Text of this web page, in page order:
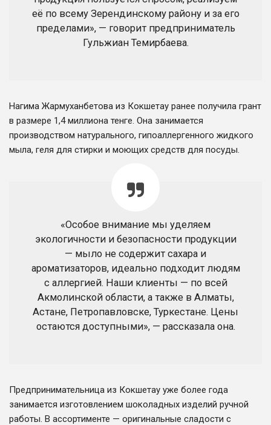
её по всему Зерендинскому району и за его
пределами», — говорит предприниматель
Гульжиан Темирбаева.
Нагима Жармуханбетова из Кокшетау ранее получила грант
в размере 1,4 миллиона тенге. Она занимается
производством натурального, гипоаллергенного жидкого
мыла, геля для стирки и моющих средств для посуды.
«Особое внимание мы уделяем
экологичности и безопасности продукции
— мыло не содержит сахара и
ароматизаторов, идеально подходит людям
с аллергией. Наши клиенты — по всей
Акмолинской области, а также в Алматы,
Астане, Петропавловске, Туркестане. Цены
остаются доступными», — рассказала она.
Предпринимательница из Кокшетау уже более года
занимается изготовлением шоколадных изделий ручной
работы. В ассортименте — оригинальные сладости с